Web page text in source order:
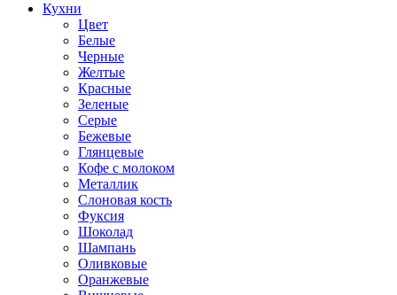
Кухни
Цвет
Белые
Черные
Желтые
Красные
Зеленые
Серые
Бежевые
Глянцевые
Кофе с молоком
Металлик
Слоновая кость
Фуксия
Шоколад
Шампань
Оливковые
Оранжевые